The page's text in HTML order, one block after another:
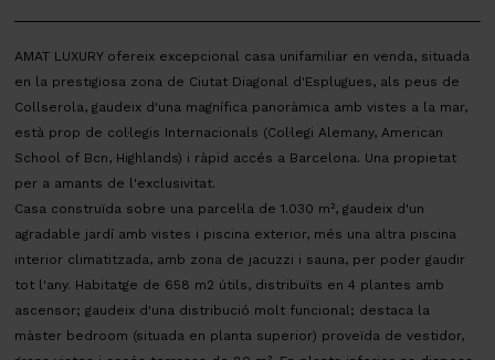
AMAT LUXURY ofereix excepcional casa unifamiliar en venda, situada
en la prestigiosa zona de Ciutat Diagonal d'Esplugues, als peus de
Collserola, gaudeix d'una magnífica panoràmica amb vistes a la mar,
està prop de col·legis Internacionals (Col·legi Alemany, American
School of Bcn, Highlands) i ràpid accés a Barcelona. Una propietat
per a amants de l'exclusivitat.
Casa construïda sobre una parcel·la de 1.030 m², gaudeix d'un
agradable jardí amb vistes i piscina exterior, més una altra piscina
interior climatitzada, amb zona de jacuzzi i sauna, per poder gaudir
tot l'any. Habitatge de 658 m2 útils, distribuïts en 4 plantes amb
ascensor; gaudeix d'una distribució molt funcional; destaca la
màster bedroom (situada en planta superior) proveïda de vestidor,